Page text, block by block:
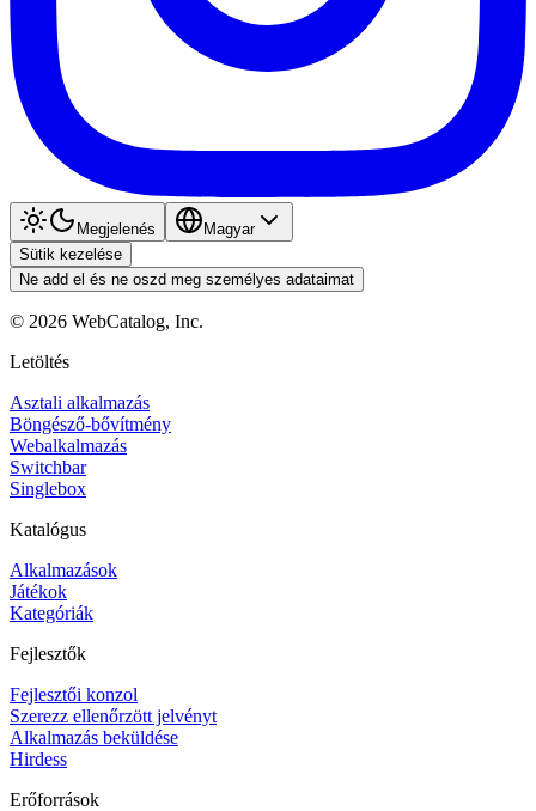
Megjelenés
Magyar
Sütik kezelése
Ne add el és ne oszd meg személyes adataimat
© 2026 WebCatalog, Inc.
Letöltés
Asztali alkalmazás
Böngésző-bővítmény
Webalkalmazás
Switchbar
Singlebox
Katalógus
Alkalmazások
Játékok
Kategóriák
Fejlesztők
Fejlesztői konzol
Szerezz ellenőrzött jelvényt
Alkalmazás beküldése
Hirdess
Erőforrások